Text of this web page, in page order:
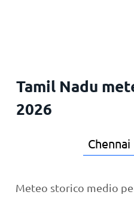
Tamil Nadu
2026
Meteo storico medio